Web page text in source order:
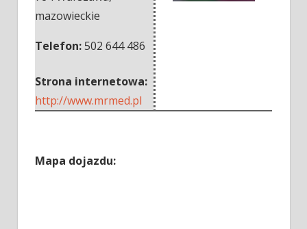
mazowieckie
Telefon:502 644 486
Strona internetowa:
http://www.mrmed.pl
Mapa dojazdu: